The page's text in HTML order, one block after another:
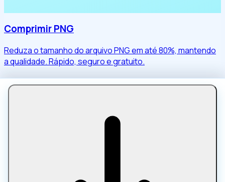
Comprimir PNG
Reduza o tamanho do arquivo PNG em até 80%, mantendo
a qualidade. Rápido, seguro e gratuito.